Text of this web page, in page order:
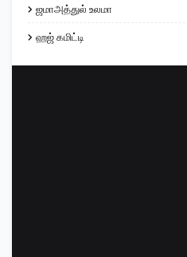
ஜமாஅத்துல் உலமா
ஹஜ் கமிட்டி